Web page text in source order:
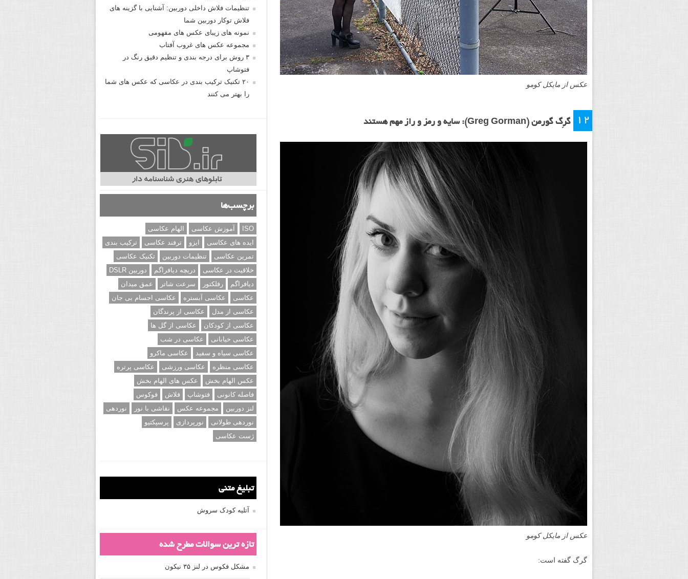
عکس از مایکل کومو
۱۲ گرِگ گورمن (Greg Gorman): سایه و رمز و راز مهم هستند
عکس از مایکل کومو
گرگ گفته است:
تنظیمات فلاش داخلی دوربین: آشنایی با گزینه های
فلاش توکار دوربین شما
نمونه های زیبای عکس های مفهومی
مجموعه عکس های غروب آفتاب
۳ روش برای درجه بندی و تنظیم دقیق رنگ در
فتوشاپ
۲۰ تکنیک ترکیب بندی در عکاسی که عکس های شما
را بهتر می کنند
برچسب‌ها
ISO آموزش عکاسی
الهام عکاسی
ایده های عکاسی
ایزو ترفند عکاسی
ترکیب بندی
تمرین عکاسی
تنظیمات دوربین
تکنیک عکاسی
خلاقیت در عکاسی
دریچه دیافراگم
دوربین DSLR
دیافراگم
رفلکتور سرعت شاتر
عمق میدان
عکاسی
عکاسی آبستره
عکاسی اجسام بی جان
عکاسی از مدل
عکاسی از پرندگان
عکاسی از کودکان
عکاسی از گل ها
عکاسی خیابانی
عکاسی در شب
عکاسی سیاه و سفید
عکاسی ماکرو
عکاسی منظره
عکاسی ورزشی
عکاسی پرتره
عکس الهام بخش
عکس های الهام بخش
فاصله کانونی
فتوشاپ فلاش
فوکوس
لنز دوربین
مجموعه عکس نقاشی با نور
نوردهی
نوردهی طولانی
نورپردازی
پرسپکتیو
ژست عکاسی
تبلیغ متنی
آتلیه کودک سروش
تازه ترین سوالات مطرح شده
مشکل فکوس در لنز ۳۵ نیکون